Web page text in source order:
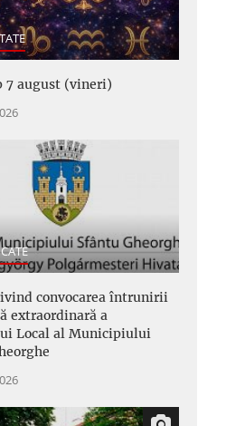
7 august (vineri)
convocarea întrunirii
extraordinară a
Local al Municipiului